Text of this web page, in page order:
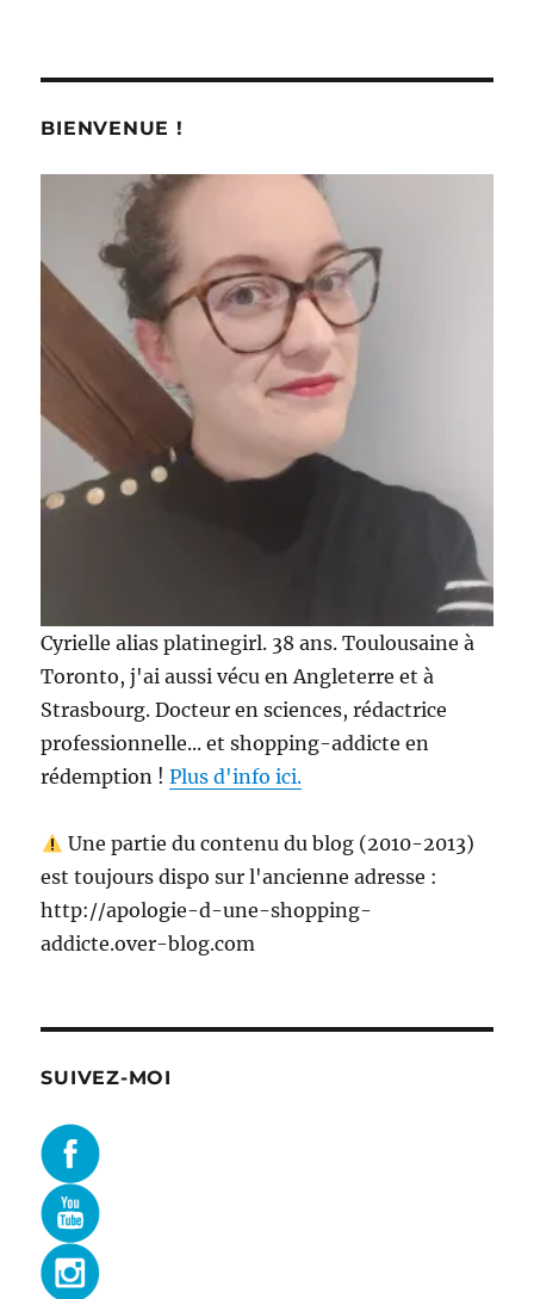
BIENVENUE !
Cyrielle alias platinegirl. 38 ans. Toulousaine à
Toronto, j'ai aussi vécu en Angleterre et à
Strasbourg. Docteur en sciences, rédactrice
professionnelle... et shopping-addicte en
rédemption !Plus d'info ici.
Une partie du contenu du blog (2010-2013)
est toujours dispo sur l'ancienne adresse :
http://apologie-d-une-shopping-
addicte.over-blog.com
SUIVEZ-MOI